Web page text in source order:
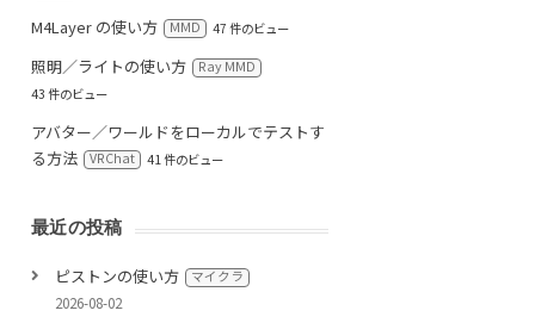
M4Layer の使い方 MMD 47 件のビュー
照明／ライトの使い方
Ray MMD
43 件のビュー
アバター／ワールドをローカルでテストす
る方法
VRChat 41 件のビュー
最近の投稿
ピストンの使い方 マイクラ
2026-08-02